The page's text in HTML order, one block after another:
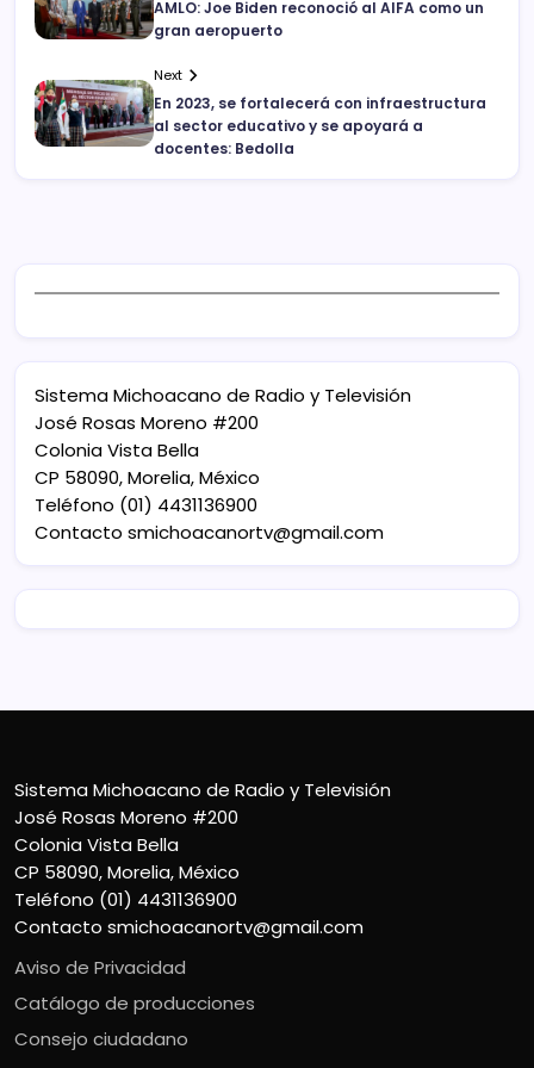
AMLO: Joe Biden reconoció al AIFA como un
gran aeropuerto
Next
En 2023, se fortalecerá con infraestructura
al sector educativo y se apoyará a
docentes: Bedolla
Sistema Michoacano de Radio y Televisión
José Rosas Moreno #200
Colonia Vista Bella
CP 58090, Morelia, México
Teléfono (01) 4431136900
Contacto smichoacanortv@gmail.com
Sistema Michoacano de Radio y Televisión
José Rosas Moreno #200
Colonia Vista Bella
CP 58090, Morelia, México
Teléfono (01) 4431136900
Contacto smichoacanortv@gmail.com
Aviso de Privacidad
Catálogo de producciones
Consejo ciudadano